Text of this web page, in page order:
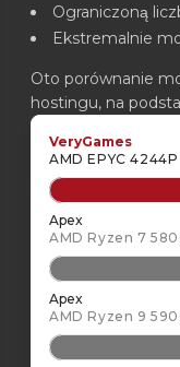
Ograniczoną
Ekstremalnie
Oto porównanie
hostingu, na
VeryGames
AMD EPYC 4244P
Apex
AMD Ryzen 7
Apex
AMD Ryzen 9